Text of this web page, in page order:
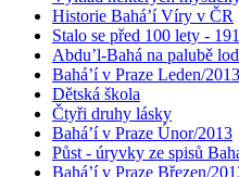
Historie Bahá’í Víry v ČR
Stalo se před 100 lety -
Abdu’l-Bahá na palubě
Bahá’í v Praze Leden/2013
Dětská škola
Čtyři druhy lásky
Bahá’í v Praze Únor/2013
Půst - úryvky ze spisů
Bahá’í v Praze Březen/